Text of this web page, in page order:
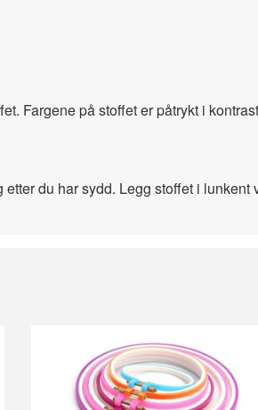
Fargene på stoffet er påtrykt i
du har sydd. Legg stoffet i